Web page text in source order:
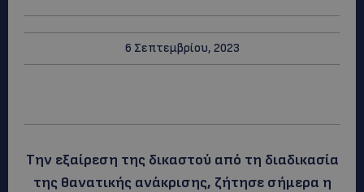
6 Σεπτεμβρίου, 2023
Την εξαίρεση της δικαστού από τη διαδικασία
της θανατικής ανάκρισης, ζήτησε σήμερα η